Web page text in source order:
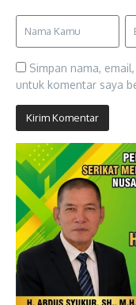
Simpan nama,
untuk komentar saya